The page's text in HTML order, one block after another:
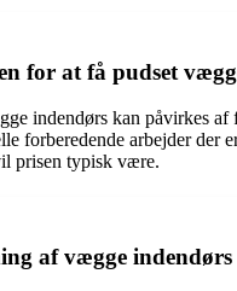
for at få pudset
indendørs kan påvirkes
forberedende arbejder der
prisen typisk være.
af vægge